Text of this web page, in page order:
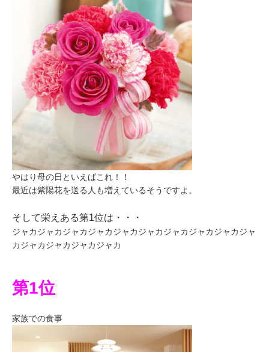
やはり母の日といえばこれ！！
最近は紫陽花を送る人も増えているそうですよ。
そして栄えある第1位は・・・
ジャカジャカジャカジャカジャカジャカジャカジャカジャカジャ
カジャカジャカジャカジャカ
第1位
家族での食事